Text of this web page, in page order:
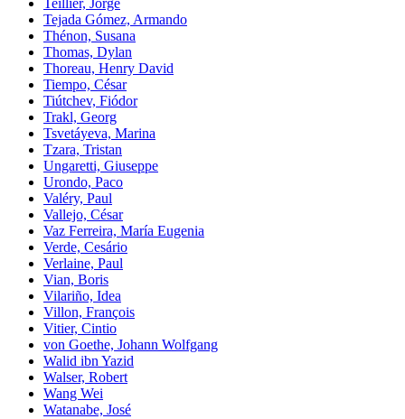
Tejada Gómez, Armando
Thénon, Susana
Thomas, Dylan
Thoreau, Henry David
Tiempo, César
Tiútchev, Fiódor
Trakl, Georg
Tsvetáyeva, Marina
Tzara, Tristan
Ungaretti, Giuseppe
Urondo, Paco
Valéry, Paul
Vallejo, César
Vaz Ferreira, María Eugenia
Verde, Cesário
Verlaine, Paul
Vian, Boris
Vilariño, Idea
Villon, François
Vitier, Cintio
von Goethe, Johann Wolfgang
Walid ibn Yazid
Walser, Robert
Wang Wei
Watanabe, José